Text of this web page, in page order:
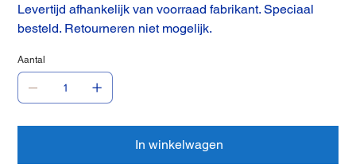
Levertijd afhankelijk van voorraad fabrikant. Speciaal
besteld. Retourneren niet mogelijk.
Aantal
In winkelwagen